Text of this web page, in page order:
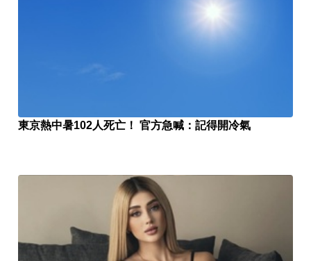
東京熱中暑102人死亡！ 官方急喊：記得開冷氣